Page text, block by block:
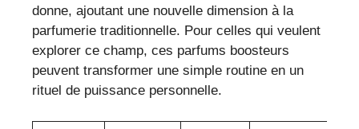
donne, ajoutant une nouvelle dimension à la
parfumerie traditionnelle. Pour celles qui veulent
explorer ce champ, ces parfums boosteurs
peuvent transformer une simple routine en un
rituel de puissance personnelle.